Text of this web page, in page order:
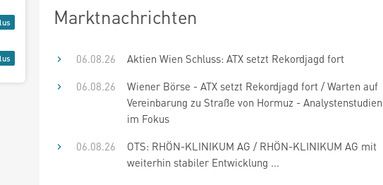
Marktnachrichten
06.08.26
Aktien Wien Schluss: ATX setzt Rekordjagd fort
06.08.26
Wiener Börse - ATX setzt Rekordjagd fort / Warten auf
Vereinbarung zu Straße von Hormuz - Analystenstudien
im Fokus
06.08.26
OTS: RHÖN-KLINIKUM AG / RHÖN-KLINIKUM AG mit
weiterhin stabiler Entwicklung ...